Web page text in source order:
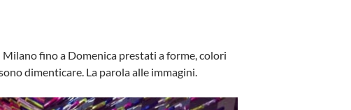
fino a Domenica prestati a forme, colori
dimenticare. La parola alle immagini.